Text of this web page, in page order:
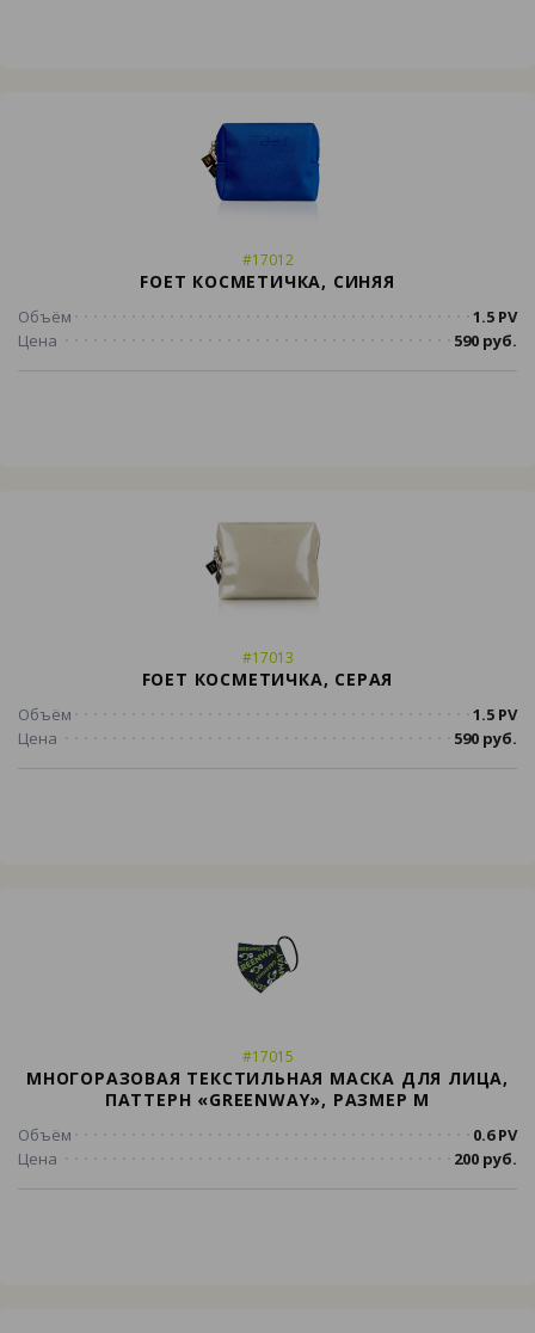
#17012
FOET КОСМЕТИЧКА, СИНЯЯ
Объём
1.5 PV
Цена
590 руб.
#17013
FOET КОСМЕТИЧКА, СЕРАЯ
Объём
1.5 PV
Цена
590 руб.
#17015
МНОГОРАЗОВАЯ ТЕКСТИЛЬНАЯ МАСКА ДЛЯ ЛИЦА,
ПАТТЕРН «GREENWAY», РАЗМЕР М
Объём
0.6 PV
Цена
200 руб.